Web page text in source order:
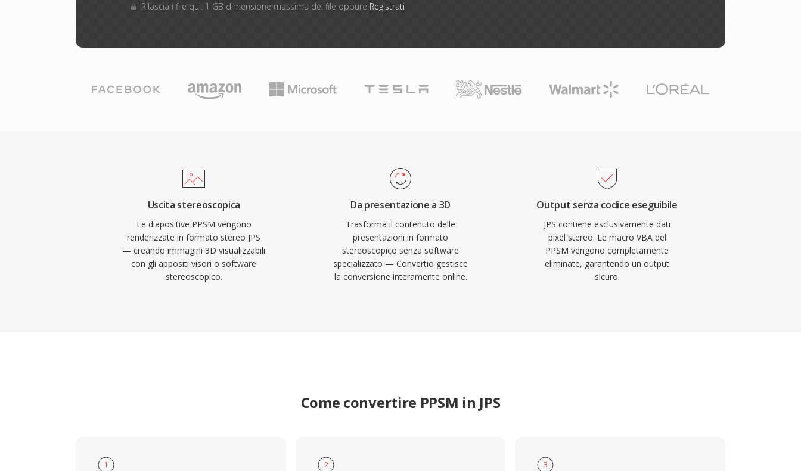
Rilascia i file qui. 1 GB dimensione massima del file oppure Registrati
Uscita stereoscopica
Le diapositive PPSM vengono
renderizzate in formato stereo JPS
— creando immagini 3D visualizzabili
con gli appositi visori o software
stereoscopico.
Da presentazione a 3D
Trasforma il contenuto delle
presentazioni in formato
stereoscopico senza software
specializzato — Convertio gestisce
la conversione interamente online.
Output senza codice eseguibile
JPS contiene esclusivamente dati
pixel stereo. Le macro VBA del
PPSM vengono completamente
eliminate, garantendo un output
sicuro.
Come convertire PPSM in JPS
1 2 3